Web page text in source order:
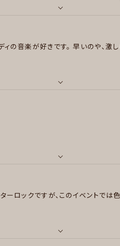
ュメタル/デスメタル , ハードコア
ク、その他民族、ブルース、プロ
ース , ジャズ/フュージョン , ボサ
ィの音楽が好きです。 早いのや、激
Jeff Buckley, Athelte,
沼澤尚、青山純
！/リコリス・リコイル/かぐや様
ロックですが、このイベントでは色々